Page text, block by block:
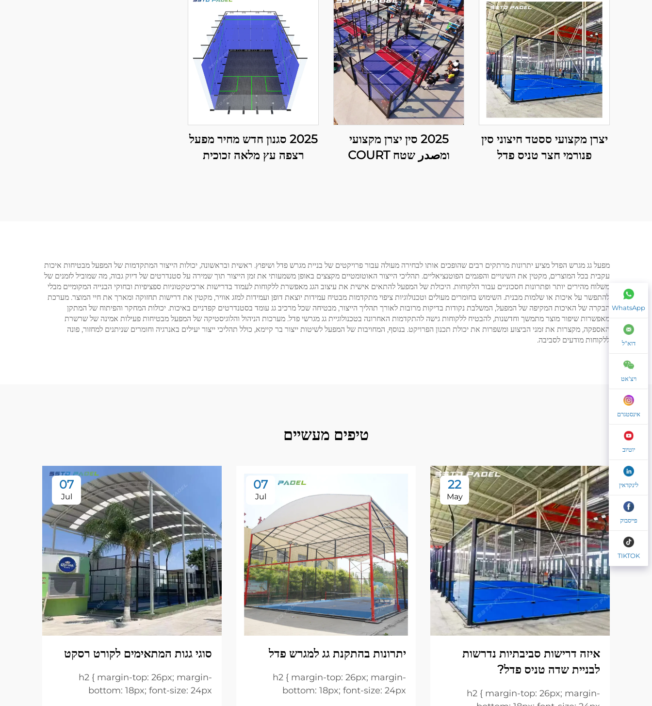
יצרן מקצועי ססטד חיצוני סין
פנורמי חצר טניס פדל
2025 סין יצרן מקצועי
ומصدر שטח COURT
2025 סגנון חדש מחיר מפעל
רצפה עץ מלאה זכוכית
מפעל גג מגרש הפדל מציע יתרונות מרתקים רבים שהופכים אותו לבחירה מעולה עבור פרויקטים של בניית מגרש פדל ושיפוץ. ראשית ובראשונה, יכולות הייצור המתקדמות של המפעל מבטיחות איכות
עקבית בכל המוצרים, מקטין את השינויים והפגמים הפוטנציאליים. תהליכי הייצור האוטומטיים מקצצים באופן משמעותי את זמן הייצור תוך שמירה על סטנדרטים של דיוק גבוה, מה שמוביל לזמנים של
משלוח מהירים יותר ופתרונות חסכוניים עבור הלקוחות. היכולת של המפעל להתאים אישית את עיצוב הגג מאפשרת ללקוחות לעמוד בדרישות ארכיטקטוניות ספציפיות ובחוקי הבנייה המקומיים מבלי
להתפשר על איכות או שלמות מבנית. השימוש בחומרים מעולים וטכנולוגיות ציפוי מתקדמות מבטיח עמידות יוצאת דופן ועמידות למזג אוויר, מקטין את דרישות תחזוקה ומארך את חיי המוצר. מערכת
הבקרה של האיכות המקיפה של המפעל, המשלבת נקודות בדיקות מרובות לאורך תהליך הייצור, מבטיחה שכל מרכיב גג עומד בסטנדרטים קפדניים באיכות. יכולות המחקר והפיתוח של המתקן
מאפשרות שיפור מוצר מתמשך וחדשנות, להבטיח ללקוחות גישה להתקדמות האחרונה בטכנולוגיית גג מגרשי פדל. מערכות הניהול והלוגיסטיקה של המפעל מבטיחות פעילות אמינה של שרשרת
האספקה, מקצרות את זמני הביצוע ומשפרות את יכולת תכנון הפרויקט. בנוסף, המחויבות של המפעל לשיטות ייצור בר קיימא, כולל תהליכי ייצור יעילים באנרגיה וחומרים שניתנים למחזור, פונה
ללקוחות מודעים לסביבה.
טיפים מעשיים
22
May
איזה דרישות סביבתיות נדרשות
לבניית שדה טניס פדל?
h2 { margin-top: 26px; margin-
07
Jul
יתרונות בהתקנת גג למגרש פדל
h2 { margin-top: 26px; margin-
bottom: 18px; font-size: 24px
07
Jul
סוגי גגות המתאימים לקורט רסקט
h2 { margin-top: 26px; margin-
bottom: 18px; font-size: 24px
WhatsApp
דוא"ל
ויצ'אט
אינסטגרם
יוטיוב
לינקדאין
פייסבוק
TIKTOK